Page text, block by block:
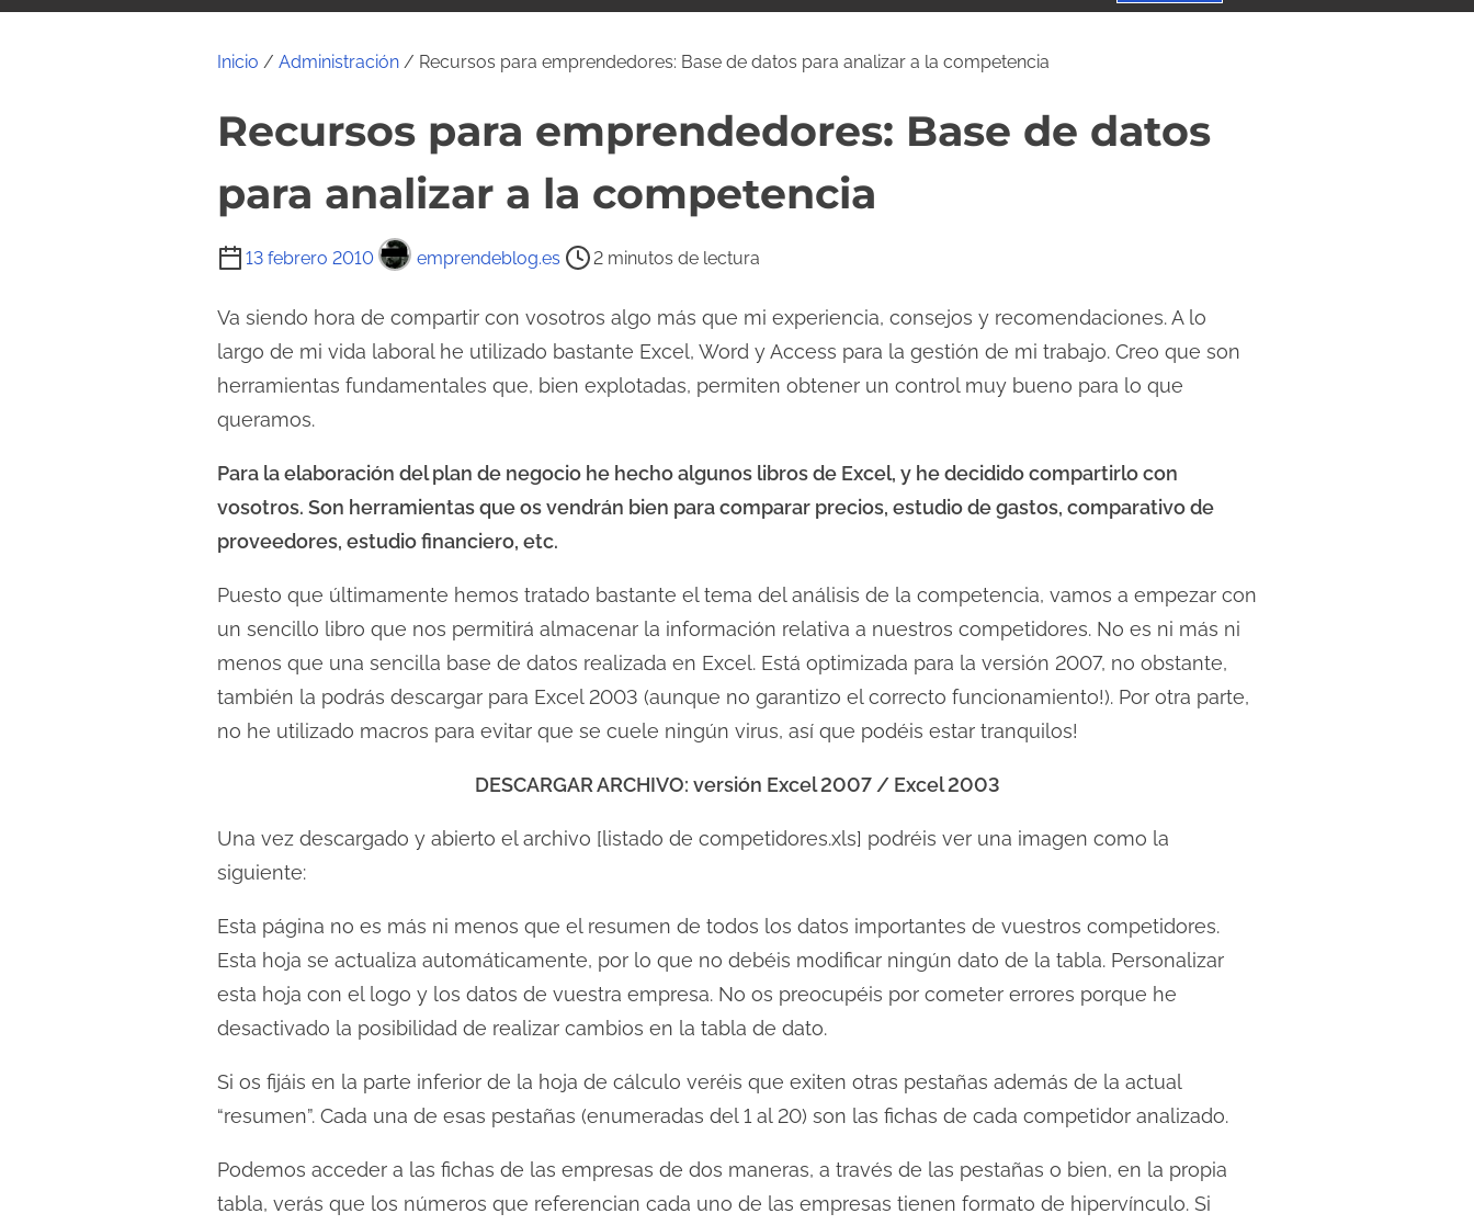
Inicio / Administración / Recursos para emprendedores: Base de datos para analizar a la competencia
Recursos para emprendedores: Base de datos
para analizar a la competencia
13 febrero 2010 emprendeblog.es
T
e
m
p
d
e
c
t
u
e
e
n
r
a
d
a
2 minutos de lectura
Va siendo hora de compartir con vosotros algo más que mi experiencia, consejos y recomendaciones. A lo
largo de mi vida laboral he utilizado bastante Excel, Word y Access para la gestión de mi trabajo. Creo que son
herramientas fundamentales que, bien explotadas, permiten obtener un control muy bueno para lo que
queramos.
Para la elaboración del plan de negocio he hecho algunos libros de Excel, y he decidido compartirlo con
vosotros. Son herramientas que os vendrán bien para comparar precios, estudio de gastos, comparativo de
proveedores, estudio financiero, etc.
Puesto que últimamente hemos tratado bastante el tema del análisis de la competencia, vamos a empezar con
un sencillo libro que nos permitirá almacenar la información relativa a nuestros competidores. No es ni más ni
menos que una sencilla base de datos realizada en Excel. Está optimizada para la versión 2007, no obstante,
también la podrás descargar para Excel 2003 (aunque no garantizo el correcto funcionamiento!). Por otra parte,
no he utilizado macros para evitar que se cuele ningún virus, así que podéis estar tranquilos!
DESCARGAR ARCHIVO: versión Excel 2007 / Excel 2003
Una vez descargado y abierto el archivo [listado de competidores.xls] podréis ver una imagen como la
siguiente:
Esta página no es más ni menos que el resumen de todos los datos importantes de vuestros competidores.
Esta hoja se actualiza automáticamente, por lo que no debéis modificar ningún dato de la tabla. Personalizar
esta hoja con el logo y los datos de vuestra empresa. No os preocupéis por cometer errores porque he
desactivado la posibilidad de realizar cambios en la tabla de dato.
Si os fijáis en la parte inferior de la hoja de cálculo veréis que exiten otras pestañas además de la actual
“resumen”. Cada una de esas pestañas (enumeradas del 1 al 20) son las fichas de cada competidor analizado.
Podemos acceder a las fichas de las empresas de dos maneras, a través de las pestañas o bien, en la propia
tabla, verás que los números que referencian cada uno de las empresas tienen formato de hipervínculo. Si